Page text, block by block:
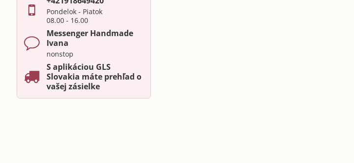
Pondelok - Piatok
08.00 - 16.00
Messenger Handmade
Ivana
nonstop
S aplikáciou GLS
Slovakia máte prehľad o
vašej zásielke